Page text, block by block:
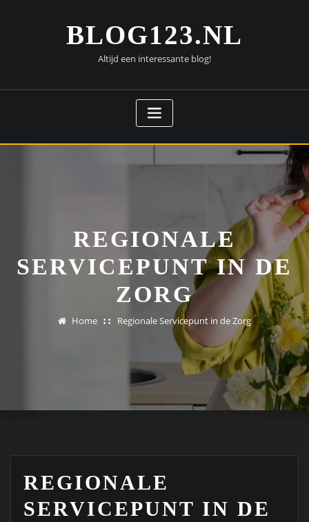
BLOG123.NL
Altijd een interessante blog!
REGIONALE
SERVICEPUNT IN DE
ZORG
Home Regionale Servicepunt in de Zorg
REGIONALE
SERVICEPUNT IN DE